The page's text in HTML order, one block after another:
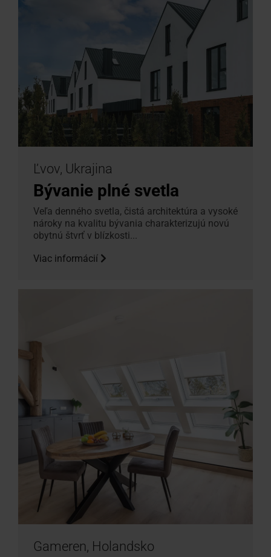
Ľvov, Ukrajina
Bývanie plné svetla
Veľa denného svetla, čistá architektúra a vysoké
nároky na kvalitu bývania charakterizujú novú
obytnú štvrť v blízkosti...
Viac informácií
Gameren, Holandsko